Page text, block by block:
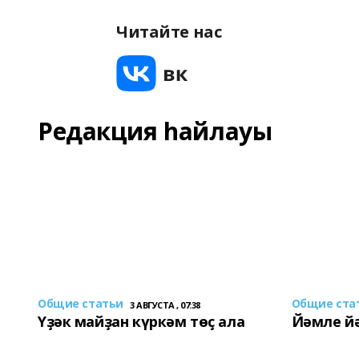
Читайте нас
Редакция һайлауы
Общие статьи 3 АВГУСТА , 07:38
Үҙәк майҙан күркәм төҫ ала
Общие
Йәмле